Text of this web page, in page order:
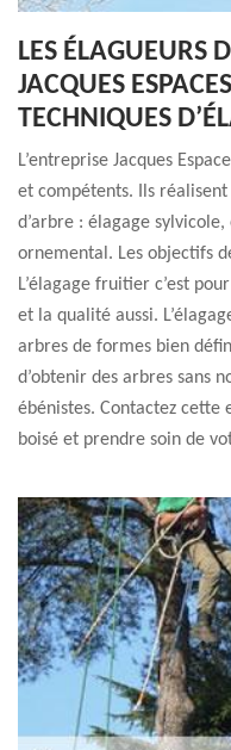
LES ÉLAGUEURS
JACQUES
TECHNIQUES
L’entreprise Jacques
et compétents. Ils
d’arbre : élagage
ornemental. Les objectifs
L’élagage fruitier c’est
et la qualité aussi.
arbres de formes bien
d’obtenir des arbres sans
ébénistes. Contactez
boisé et prendre soin de